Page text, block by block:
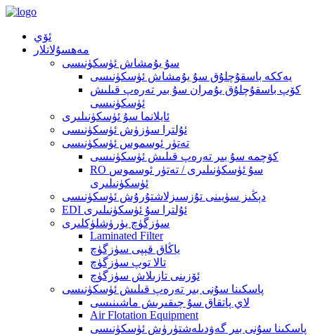
ئۆي
مەھسۇلاتلار
سۇ يۇمشاش ئۈسكۈنىسى
يەككە باسقۇچلۇق سۇ يۇمشاش ئۈسكۈنىسى
كۆپ باسقۇچلۇق يۇمران سۇ بىر تەرەپ قىلىش
ئۈسكۈنىسى
ئايلانما سۇ ئۈسكۈنىلىرى
ئۇلترا سۈزۈش ئۈسكۈنىسى
تەتۈر ئوسموس ئۈسكۈنىسى
كۆچمە سۇ بىر تەرەپ قىلىش ئۈسكۈنىسى
RO سۇ ئۈسكۈنىلىرى / تەتۈر ئوسموس
ئۈسكۈنىلىرى
دېڭىز سۈيىنى تۇزسىزلاشتۇرۇش ئۈسكۈنىسى
EDI ئۇلترا سۇ ئۈسكۈنىلىرى
سۈزگۈچ يۈرۈشلۈكلىرى
Laminated Filter
ياڭاق قېپى سۈزگۈچ
تالا توپ سۈزگۈچ
ئۆزىنى تازىلاش سۈزگۈچ
پاسكىنا سۇنى بىر تەرەپ قىلىش ئۈسكۈنىسى
لاي پاتقاق سۇ چىقىرىش ماشىنىسى
Air Flotation Equipment
پاسكىنا سۇنى بىر گەۋدىلەشتۈرۈش ئۈسكۈنىسى